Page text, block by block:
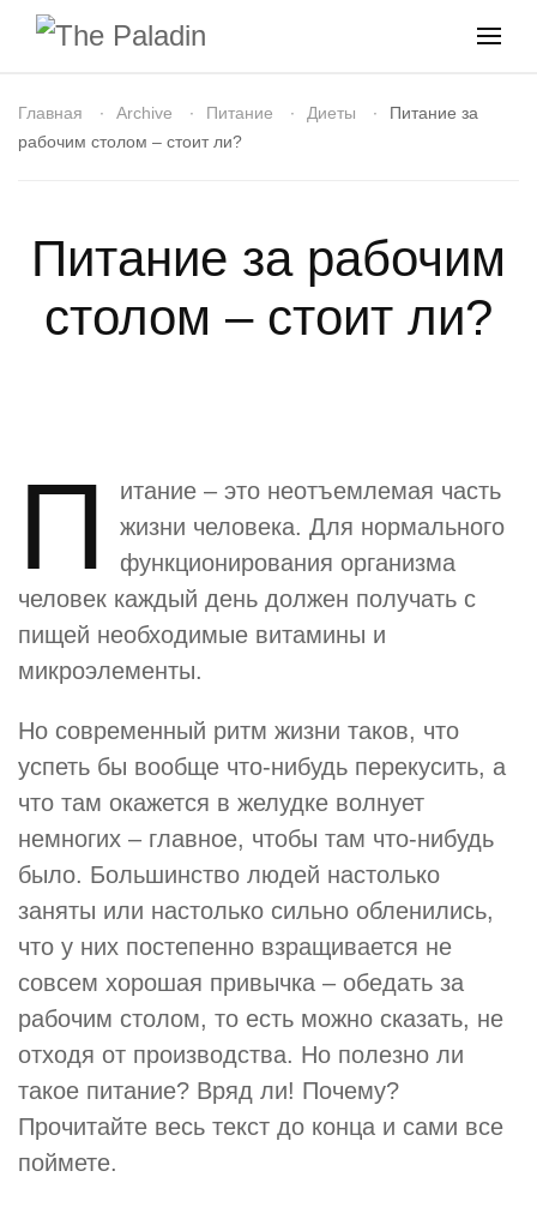
Главная Archive Питание Диеты
Питание за
рабочим столом – стоит ли?
Питание за рабочим
столом – стоит ли?
П
итание – это неотъемлемая часть
жизни человека. Для нормального
функционирования организма
человек каждый день должен получать с
пищей необходимые витамины и
микроэлементы.
Но современный ритм жизни таков, что
успеть бы вообще что-нибудь перекусить, а
что там окажется в желудке волнует
немногих – главное, чтобы там что-нибудь
было. Большинство людей настолько
заняты или настолько сильно обленились,
что у них постепенно взращивается не
совсем хорошая привычка – обедать за
рабочим столом, то есть можно сказать, не
отходя от производства. Но полезно ли
такое питание? Вряд ли! Почему?
Прочитайте весь текст до конца и сами все
поймете.